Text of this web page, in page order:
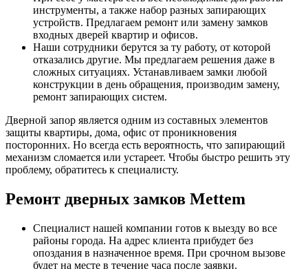
инструменты, а также набор разных запирающих
устройств. Предлагаем ремонт или замену замков
входных дверей квартир и офисов.
Наши сотрудники берутся за ту работу, от которой
отказались другие. Мы предлагаем решения даже в
сложных ситуациях. Устанавливаем замки любой
конструкции в день обращения, производим замену,
ремонт запирающих систем.
Дверной запор является одним из составных элементов
защиты квартиры, дома, офис от проникновения
посторонних. Но всегда есть вероятность, что запирающий
механизм сломается или устареет. Чтобы быстро решить эту
проблему, обратитесь к специалисту.
Ремонт дверных замков Mettem
Специалист нашей компании готов к выезду во все
районы города. На адрес клиента прибудет без
опоздания в назначенное время. При срочном вызове
будет на месте в течение часа после заявки.